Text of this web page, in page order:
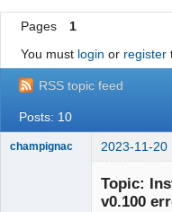
Login
Wiki
BugTracker
Videos
Pages
1
You must login or register
RSS topic feed
Posts: 10
champignac 2023-11-20
Topic:
v0.100